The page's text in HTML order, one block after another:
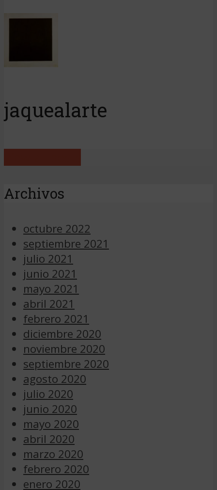
jaquealarte
Archivos
octubre 2022
septiembre 2021
julio 2021
junio 2021
mayo 2021
abril 2021
febrero 2021
diciembre 2020
noviembre 2020
septiembre 2020
agosto 2020
julio 2020
junio 2020
mayo 2020
abril 2020
marzo 2020
febrero 2020
enero 2020